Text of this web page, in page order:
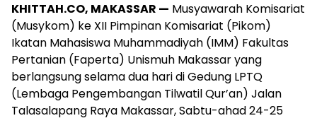
KHITTAH.CO, MAKASSAR — Musyawarah Komisariat
(Musykom) ke XII Pimpinan Komisariat (Pikom)
Ikatan Mahasiswa Muhammadiyah (IMM) Fakultas
Pertanian (Faperta) Unismuh Makassar yang
berlangsung selama dua hari di Gedung LPTQ
(Lembaga Pengembangan Tilwatil Qur’an) Jalan
Talasalapang Raya Makassar, Sabtu-ahad 24-25